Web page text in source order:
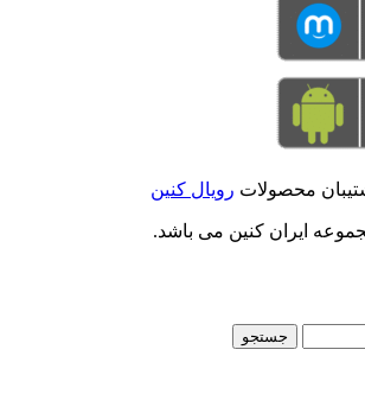
محصولات رویال کنین
ایران کنین می باشد.
جستجو